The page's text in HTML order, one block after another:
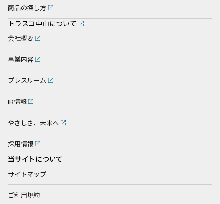
商品の探し方
トラスコ中山について
会社概要
事業内容
プレスルーム
IR情報
やさしさ、未来へ
採用情報
当サイトについて
サイトマップ
ご利用規約